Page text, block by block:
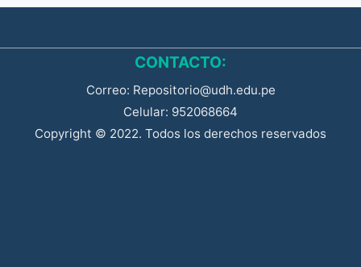
CONTACTO:
Correo: Repositorio@udh.edu.pe
Celular: 952068664
Copyright © 2022. Todos los derechos reservados